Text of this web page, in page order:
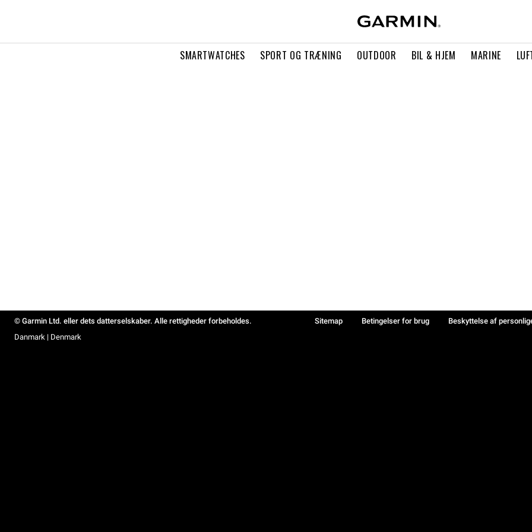
SMARTWATCHES SPORT OG TRÆNING OUTDOOR BIL & HJEM MARINE
© Garmin Ltd. eller dets datterselskaber. Alle rettigheder forbeholdes. Sitemap Betingelser for brug Beskyttelse af
Danmark | Denmark